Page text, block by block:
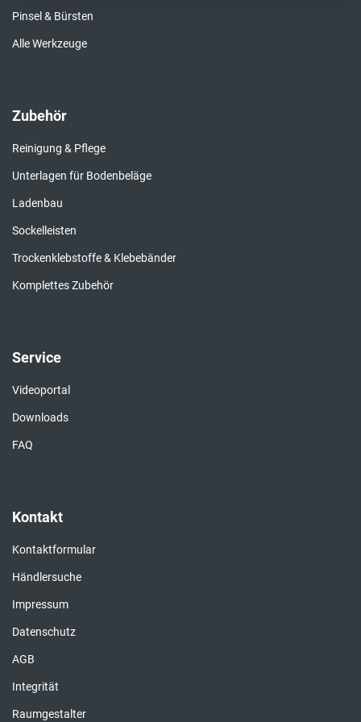
Pinsel & Bürsten
Alle Werkzeuge
Zubehör
Reinigung & Pflege
Unterlagen für Bodenbeläge
Ladenbau
Sockelleisten
Trockenklebstoffe & Klebebänder
Komplettes Zubehör
Service
Videoportal
Downloads
FAQ
Kontakt
Kontaktformular
Händlersuche
Impressum
Datenschutz
AGB
Integrität
Raumgestalter